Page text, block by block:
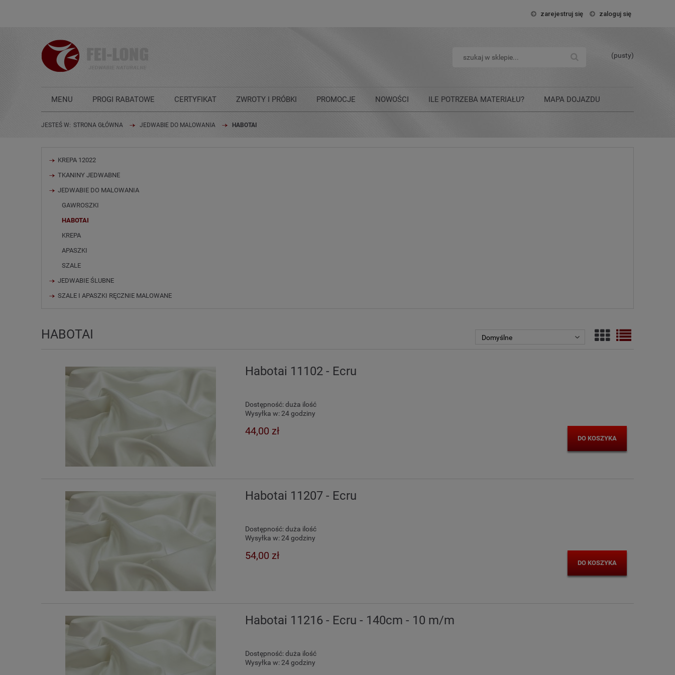
zarejestruj się zaloguj się
(pusty)
MENU PROGI RABATOWE CERTYFIKAT ZWROTY I PRÓBKI PROMOCJE NOWOŚCI ILE POTRZEBA MATERIAŁU? MAPA DOJAZDU
KONTAKT JAK DBAĆ O JEDWAB?
JESTEŚ W: STRONA GŁÓWNA JEDWABIE DO MALOWANIA HABOTAI
KREPA 12022
TKANINY JEDWABNE
JEDWABIE DO MALOWANIA
GAWROSZKI
HABOTAI
KREPA
APASZKI
SZALE
JEDWABIE ŚLUBNE
SZALE I APASZKI RĘCZNIE MALOWANE
HABOTAI
Habotai 11102 - Ecru
Dostępność:duża ilość
Wysyłka w:24 godziny
44,00 zł
DO KOSZYKA
Habotai 11207 - Ecru
Dostępność:duża ilość
Wysyłka w:24 godziny
54,00 zł
DO KOSZYKA
Habotai 11216 - Ecru - 140cm - 10 m/m
Dostępność:duża ilość
Wysyłka w:24 godziny